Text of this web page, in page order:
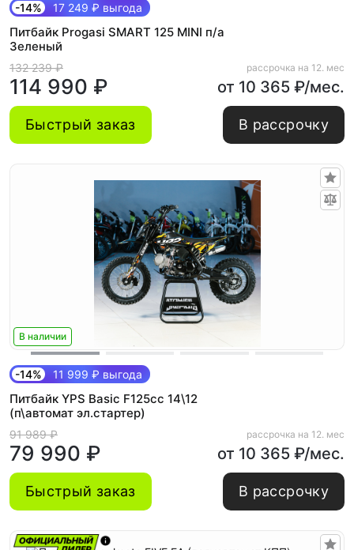
-14% 17 249 ₽ выгода
Питбайк Progasi SMART 125 MINI п/а
Зеленый
132 239 ₽
114 990 ₽
рассрочка на 12. мес
от 10 365 ₽/мес.
Быстрый заказ В рассрочку
В наличии
-14% 11 999 ₽ выгода
Питбайк YPS Basic F125cc 14\12
(п\автомат эл.стартер)
91 989 ₽
79 990 ₽
рассрочка на 12. мес
от 10 365 ₽/мес.
Быстрый заказ В рассрочку